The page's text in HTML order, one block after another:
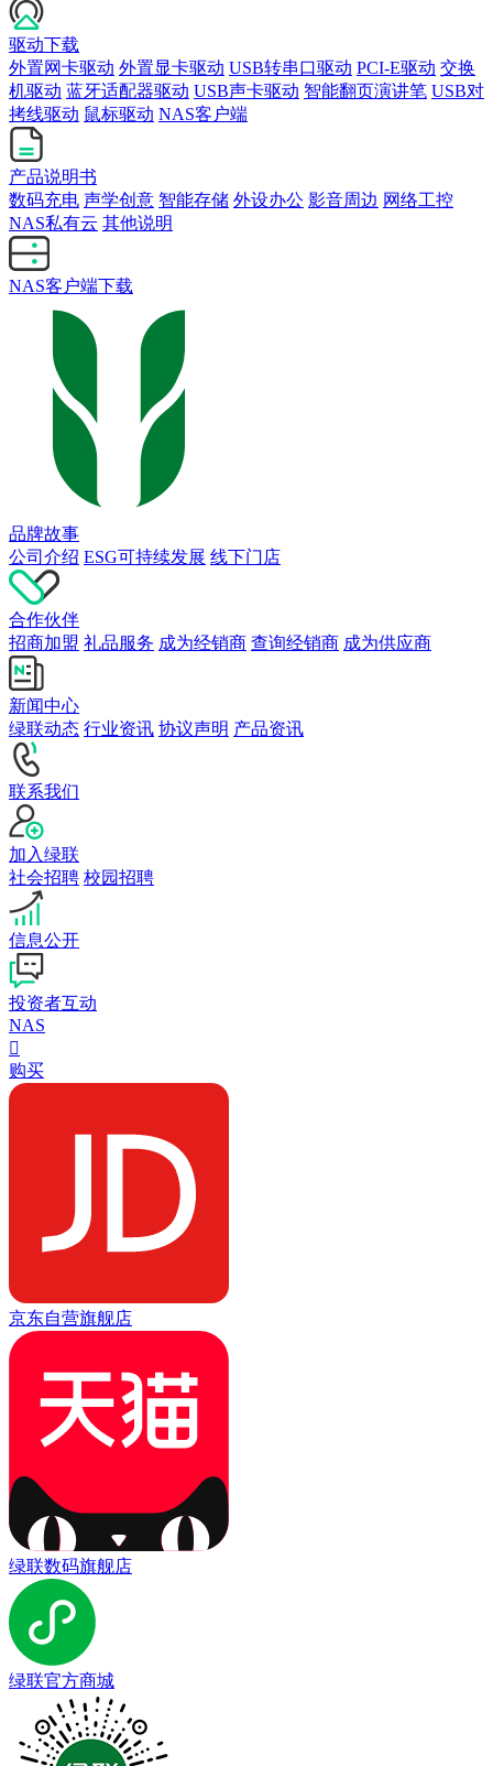
驱动下载
外置网卡驱动 外置显卡驱动 USB转串口驱动 PCI-E驱动 交换
机驱动 蓝牙适配器驱动 USB声卡驱动 智能翻页演讲笔 USB对
拷线驱动 鼠标驱动 NAS客户端
产品说明书
数码充电 声学创意 智能存储 外设办公 影音周边 网络工控
NAS私有云 其他说明
NAS客户端下载
品牌故事
公司介绍 ESG可持续发展 线下门店
合作伙伴
招商加盟 礼品服务 成为经销商 查询经销商 成为供应商
新闻中心
绿联动态 行业资讯 协议声明 产品资讯
联系我们
加入绿联
社会招聘 校园招聘
信息公开
投资者互动
NAS

购买
京东自营旗舰店
绿联数码旗舰店
绿联官方商城